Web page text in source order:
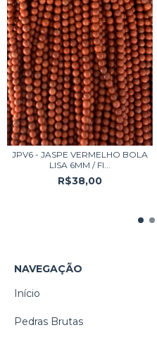
JPV6 - JASPE VERMELHO BOLA
LISA 6MM / FI...
R$38,00
NAVEGAÇÃO
Início
Pedras Brutas